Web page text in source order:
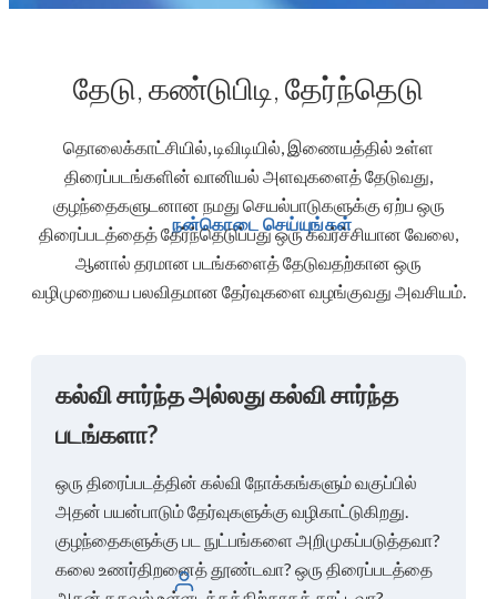
நன்கொடை செய்யுங்கள்
உள்நுழையவும்
தேடு, கண்டுபிடி, தேர்ந்தெடு
தொலைக்காட்சியில், டிவிடியில், இணையத்தில் உள்ள
திரைப்படங்களின் வானியல் அளவுகளைத் தேடுவது,
குழந்தைகளுடனான நமது செயல்பாடுகளுக்கு ஏற்ப ஒரு
திரைப்படத்தைத் தேர்ந்தெடுப்பது ஒரு கவர்ச்சியான வேலை,
ஆனால் தரமான படங்களைத் தேடுவதற்கான ஒரு
வழிமுறையை பலவிதமான தேர்வுகளை வழங்குவது அவசியம்.
கல்வி சார்ந்த அல்லது கல்வி சார்ந்த
படங்களா?
ஒரு திரைப்படத்தின் கல்வி நோக்கங்களும் வகுப்பில்
அதன் பயன்பாடும் தேர்வுகளுக்கு வழிகாட்டுகிறது.
குழந்தைகளுக்கு பட நுட்பங்களை அறிமுகப்படுத்தவா?
கலை உணர்திறனைத் தூண்டவா? ஒரு திரைப்படத்தை